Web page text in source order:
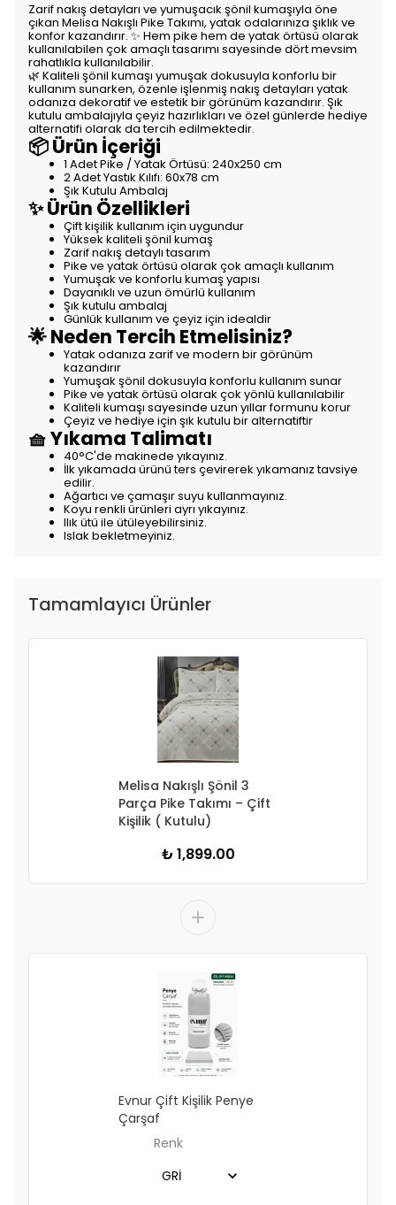
Zarif nakış detayları ve yumuşacık şönil kumaşıyla öne
çıkan Melisa Nakışlı Pike Takımı, yatak odalarınıza şıklık ve
konfor kazandırır. ✨ Hem pike hem de yatak örtüsü olarak
kullanılabilen çok amaçlı tasarımı sayesinde dört mevsim
rahatlıkla kullanılabilir.
🌿 Kaliteli şönil kumaşı yumuşak dokusuyla konforlu bir
kullanım sunarken, özenle işlenmiş nakış detayları yatak
odanıza dekoratif ve estetik bir görünüm kazandırır. Şık
kutulu ambalajıyla çeyiz hazırlıkları ve özel günlerde hediye
alternatifi olarak da tercih edilmektedir.
📦 Ürün İçeriği
1 Adet Pike / Yatak Örtüsü: 240x250 cm
2 Adet Yastık Kılıfı: 60x78 cm
Şık Kutulu Ambalaj
✨ Ürün Özellikleri
Çift kişilik kullanım için uygundur
Yüksek kaliteli şönil kumaş
Zarif nakış detaylı tasarım
Pike ve yatak örtüsü olarak çok amaçlı kullanım
Yumuşak ve konforlu kumaş yapısı
Dayanıklı ve uzun ömürlü kullanım
Şık kutulu ambalaj
Günlük kullanım ve çeyiz için idealdir
🌟 Neden Tercih Etmelisiniz?
Yatak odanıza zarif ve modern bir görünüm
kazandırır
Yumuşak şönil dokusuyla konforlu kullanım sunar
Pike ve yatak örtüsü olarak çok yönlü kullanılabilir
Kaliteli kumaşı sayesinde uzun yıllar formunu korur
Çeyiz ve hediye için şık kutulu bir alternatiftir
🧺 Yıkama Talimatı
40°C'de makinede yıkayınız.
İlk yıkamada ürünü ters çevirerek yıkamanız tavsiye
edilir.
Ağartıcı ve çamaşır suyu kullanmayınız.
Koyu renkli ürünleri ayrı yıkayınız.
Ilık ütü ile ütüleyebilirsiniz.
Islak bekletmeyiniz.
Tamamlayıcı Ürünler
Melisa Nakışlı Şönil 3
Parça Pike Takımı – Çift
Kişilik ( Kutulu)
₺ 1,899.00
Evnur Çift Kişilik Penye
Çarşaf
Renk